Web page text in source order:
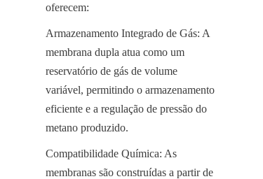
oferecem:
Armazenamento Integrado de Gás: A
membrana dupla atua como um
reservatório de gás de volume
variável, permitindo o armazenamento
eficiente e a regulação de pressão do
metano produzido.
Compatibilidade Química: As
membranas são construídas a partir de